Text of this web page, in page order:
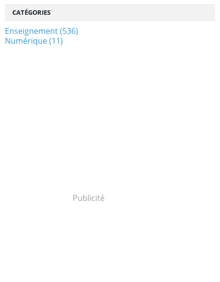
CATÉGORIES
Enseignement(536)
Numérique(11)
Publicité